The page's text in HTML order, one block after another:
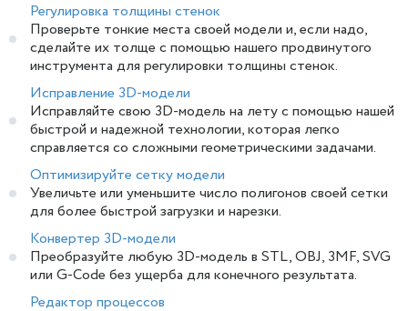
Регулировка толщины стенок
Проверьте тонкие места своей модели и, если надо,
сделайте их толще с помощью нашего продвинутого
инструмента для регулировки толщины стенок.
Исправление 3D-модели
Исправляйте свою 3D-модель на лету с помощью нашей
быстрой и надежной технологии, которая легко
справляется со сложными геометрическими задачами.
Оптимизируйте сетку модели
Увеличьте или уменьшите число полигонов своей сетки
для более быстрой загрузки и нарезки.
Конвертер 3D-модели
Преобразуйте любую 3D-модель в STL, OBJ, 3MF, SVG
или G-Code без ущерба для конечного результата.
Редактор процессов